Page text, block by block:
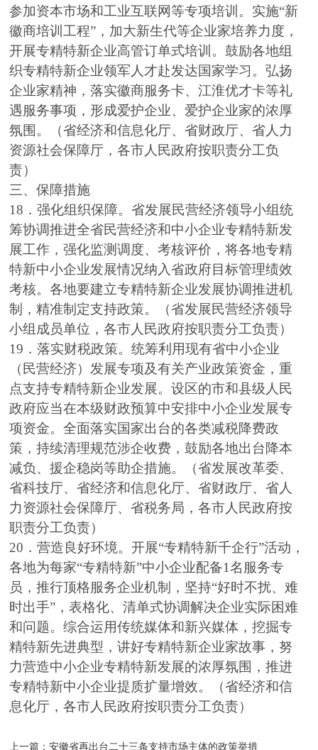
参加资本市场和工业互联网等专项培训。实施“新
徽商培训工程”，加大新生代等企业家培养力度，
开展专精特新企业高管订单式培训。鼓励各地组
织专精特新企业领军人才赴发达国家学习。弘扬
企业家精神，落实徽商服务卡、江淮优才卡等礼
遇服务事项，形成爱护企业、爱护企业家的浓厚
氛围。（省经济和信息化厅、省财政厅、省人力
资源社会保障厅，各市人民政府按职责分工负
责）
三、保障措施
18．强化组织保障。省发展民营经济领导小组统
筹协调推进全省民营经济和中小企业专精特新发
展工作，强化监测调度、考核评价，将各地专精
特新中小企业发展情况纳入省政府目标管理绩效
考核。各地要建立专精特新企业发展协调推进机
制，精准制定支持政策。（省发展民营经济领导
小组成员单位，各市人民政府按职责分工负责）
19．落实财税政策。统筹利用现有省中小企业
（民营经济）发展专项及有关产业政策资金，重
点支持专精特新企业发展。设区的市和县级人民
政府应当在本级财政预算中安排中小企业发展专
项资金。全面落实国家出台的各类减税降费政
策，持续清理规范涉企收费，鼓励各地出台降本
减负、援企稳岗等助企措施。（省发展改革委、
省科技厅、省经济和信息化厅、省财政厅、省人
力资源社会保障厅、省税务局，各市人民政府按
职责分工负责）
20．营造良好环境。开展“专精特新千企行”活动，
各地为每家“专精特新”中小企业配备1名服务专
员，推行顶格服务企业机制，坚持“好时不扰、难
时出手”，表格化、清单式协调解决企业实际困难
和问题。综合运用传统媒体和新兴媒体，挖掘专
精特新先进典型，讲好专精特新企业家故事，努
力营造中小企业专精特新发展的浓厚氛围，推进
专精特新中小企业提质扩量增效。（省经济和信
息化厅，各市人民政府按职责分工负责）
上一篇：安徽省再出台二十三条支持市场主体的政策举措